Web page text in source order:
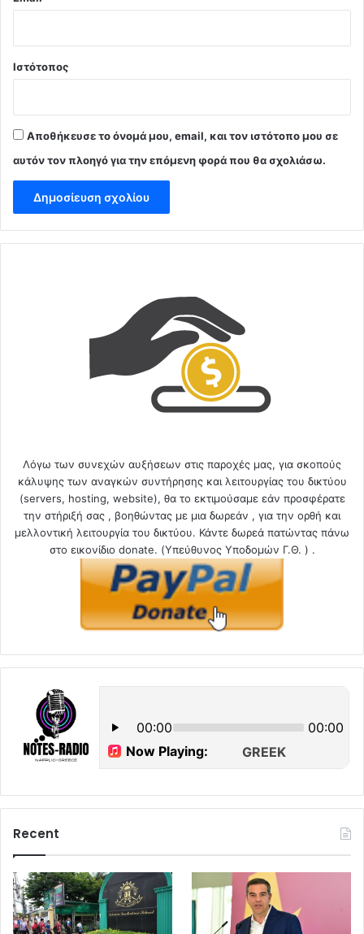
Ιστότοπος
Αποθήκευσε το όνομά μου, email, και τον ιστότοπο μου σε
αυτόν τον πλοηγό για την επόμενη φορά που θα σχολιάσω.
Λόγω των συνεχών αυξήσεων στις παροχές μας, για σκοπούς
κάλυψης των αναγκών συντήρησης και λειτουργίας του δικτύου
(servers, hosting, website), θα το εκτιμούσαμε εάν προσφέρατε
την στήριξή σας , βοηθώντας με μια δωρεάν , για την ορθή και
μελλοντική λειτουργία του δικτύου. Κάντε δωρεά πατώντας πάνω
στο εικονίδιο donate. (Υπεύθυνος Υποδομών Γ.Θ. ) .
Recent